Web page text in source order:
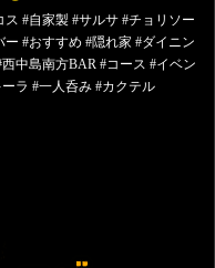
#自家製 #サルサ #チョリソー
#おすすめ #隠れ家 #ダイニン
中島南方BAR #コース #イベン
ラ #一人呑み #カクテル